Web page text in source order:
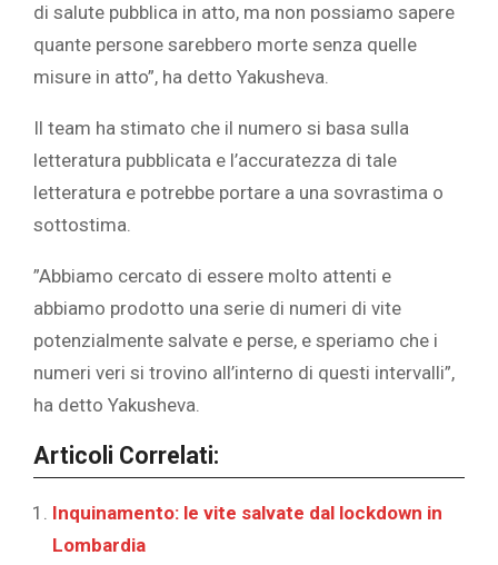
di salute pubblica in atto, ma non possiamo sapere
quante persone sarebbero morte senza quelle
misure in atto”, ha detto Yakusheva. ‎
‎Il team ha stimato che il numero si basa sulla
letteratura pubblicata e l’accuratezza di tale
letteratura e potrebbe portare a una sovrastima o
sottostima.
‎”Abbiamo cercato di essere molto attenti e
abbiamo prodotto una serie di numeri di vite
potenzialmente salvate e perse, e speriamo che i
numeri veri si trovino all’interno di questi intervalli”,
ha detto Yakusheva. ‎
Articoli Correlati:
Inquinamento: le vite salvate dal lockdown in
Lombardia